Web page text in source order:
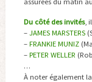
Du côté des invités,
– JAMES MARSTERS
– FRANKIE MUNIZ
– PETER WELLER
…
À noter également